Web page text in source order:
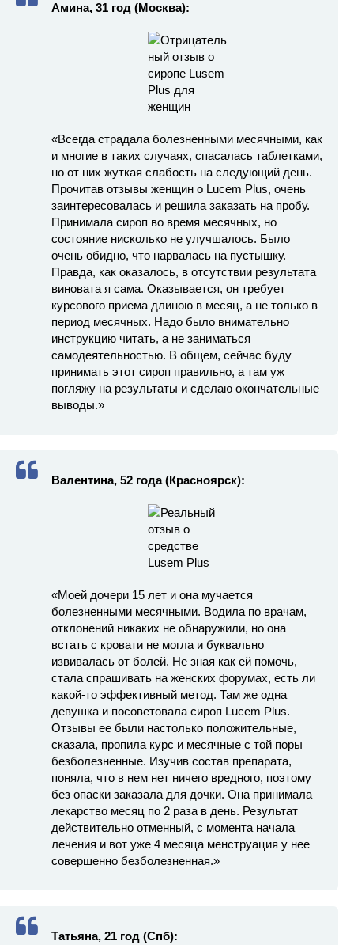
Амина, 31 год (Москва):
«Всегда страдала болезненными месячными, как
и многие в таких случаях, спасалась таблетками,
но от них жуткая слабость на следующий день.
Прочитав отзывы женщин о Lucem Plus, очень
заинтересовалась и решила заказать на пробу.
Принимала сироп во время месячных, но
состояние нисколько не улучшалось. Было
очень обидно, что нарвалась на пустышку.
Правда, как оказалось, в отсутствии результата
виновата я сама. Оказывается, он требует
курсового приема длиною в месяц, а не только в
период месячных. Надо было внимательно
инструкцию читать, а не заниматься
самодеятельностью. В общем, сейчас буду
принимать этот сироп правильно, а там уж
погляжу на результаты и сделаю окончательные
выводы.»
Валентина, 52 года (Красноярск):
«Моей дочери 15 лет и она мучается
болезненными месячными. Водила по врачам,
отклонений никаких не обнаружили, но она
встать с кровати не могла и буквально
извивалась от болей. Не зная как ей помочь,
стала спрашивать на женских форумах, есть ли
какой-то эффективный метод. Там же одна
девушка и посоветовала сироп Lucem Plus.
Отзывы ее были настолько положительные,
сказала, пропила курс и месячные с той поры
безболезненные. Изучив состав препарата,
поняла, что в нем нет ничего вредного, поэтому
без опаски заказала для дочки. Она принимала
лекарство месяц по 2 раза в день. Результат
действительно отменный, с момента начала
лечения и вот уже 4 месяца менструация у нее
совершенно безболезненная.»
Татьяна, 21 год (Спб):